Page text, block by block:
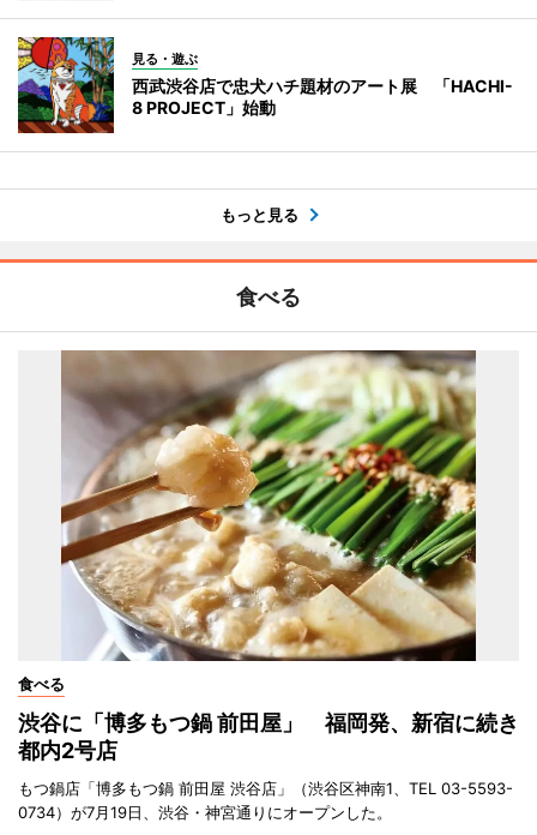
見る・遊ぶ
西武渋谷店で忠犬ハチ題材のアート展 「HACHI-
8 PROJECT」始動
もっと見る
食べる
食べる
渋谷に「博多もつ鍋 前田屋」 福岡発、新宿に続き
都内2号店
もつ鍋店「博多もつ鍋 前田屋 渋谷店」（渋谷区神南1、TEL 03-5593-
0734）が7月19日、渋谷・神宮通りにオープンした。